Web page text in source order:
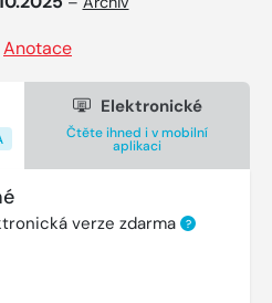
Anotace
Elektronické
Čtěte ihned i v mobilní
aplikaci
verze zdarma ?